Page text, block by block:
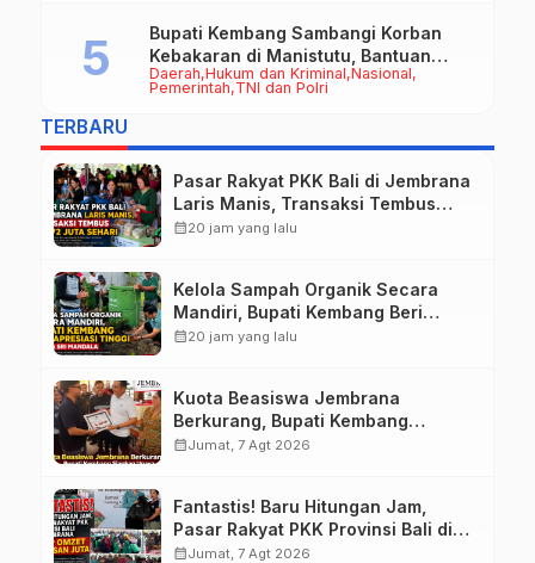
Daerah Hukum dan Kriminal Nasional
Pemerintah TNI dan Polri
Bupati Kembang Sambangi Korban
Kebakaran di Manistutu, Bantuan
Disalurkan untuk Ringankan Beban
TERBARU
Pasar Rakyat PKK Bali di Jembrana
Laris Manis, Transaksi Tembus
Rp.672 Juta Sehari
calendar_month20 jam yang lalu
Kelola Sampah Organik Secara
Mandiri, Bupati Kembang Beri
Apresiasi Tinggi Warga Sri
calendar_month20 jam yang lalu
Kuota Beasiswa Jembrana
Berkurang, Bupati Kembang
Siapkan Upaya Penambahan di
calendar_monthJumat, 7 Agt 2026
Fantastis! Baru Hitungan Jam,
Pasar Rakyat PKK Provinsi Bali di
Jembrana Raup Omzet Ratusan
calendar_monthJumat, 7 Agt 2026